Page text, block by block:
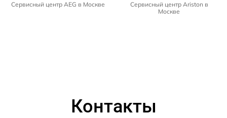
Сервисный центр AEG в Москве
Сервисный центр Ariston в
Москве
Контакты